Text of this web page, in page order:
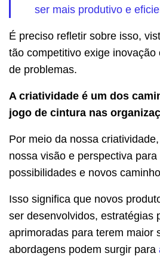
ser mais produtivo e
É preciso refletir sobre isso,
tão competitivo exige
de problemas.
A criatividade é um dos
jogo de cintura nas
Por meio da nossa
nossa visão e perspectiva
possibilidades e novos
Isso significa que novos
ser desenvolvidos, estratégias
aprimoradas para terem maior
abordagens podem surgir para